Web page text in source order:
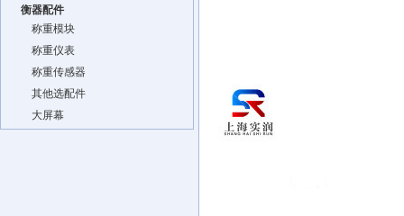
衡器配件
称重模块
称重仪表
称重传感器
其他选配件
大屏幕